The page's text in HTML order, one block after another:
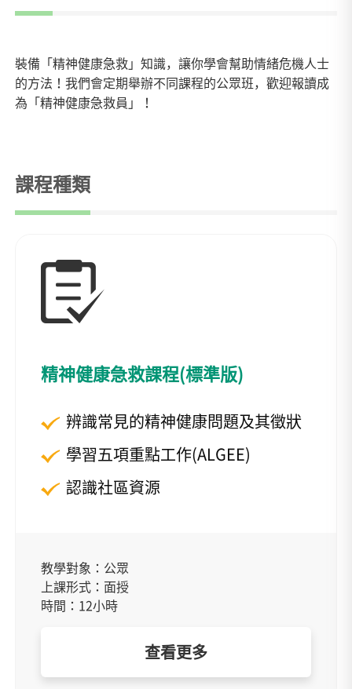
裝備「精神健康急救」知識，讓你學會幫助情緒危機人士
的方法！我們會定期舉辦不同課程的公眾班，歡迎報讀成
為「精神健康急救員」！
課程種類
精神健康急救課程(標準版)
辨識常見的精神健康問題及其徵狀
學習五項重點工作(ALGEE)
認識社區資源
教學對象：公眾
上課形式：面授
時間：12小時
查看更多